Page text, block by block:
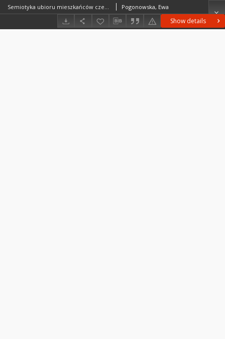
Show details
Semiotyka ubioru mieszkańców czerwonej Rosji na podstawie polskich relacji podróżniczych z lat trzydziestych XX wieku Pogonowska, Ewa